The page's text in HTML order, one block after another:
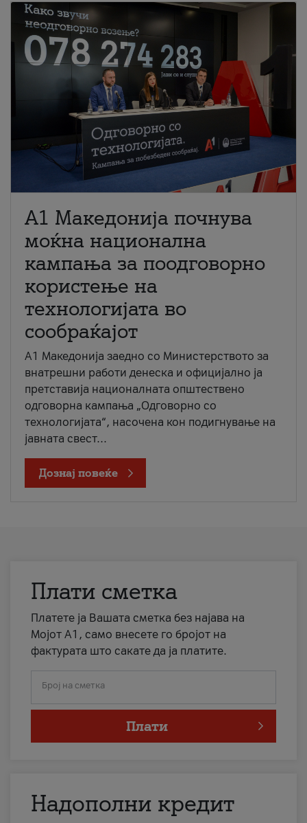
A1 Македонија почнува
моќна национална
кампања за поодговорно
користење на
технологијата во
сообраќајот
A1 Македонија заедно со Министерството за
внатрешни работи денеска и официјално ја
претставија националната општествено
одговорна кампања „Одговорно со
технологијата“, насочена кон подигнување на
јавната свест...
Дознај повеќе
Плати сметка
Платете ја Вашата сметка без најава на
Мојот А1, само внесете го бројот на
фактурата што сакате да ја платите.
Број на сметка
Плати
Надополни кредит